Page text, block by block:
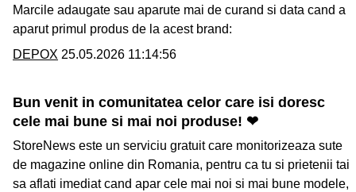
Marcile adaugate sau aparute mai de curand si data cand a
aparut primul produs de la acest brand:
DEPOX 25.05.2026 11:14:56
Bun venit in comunitatea celor care isi doresc
cele mai bune si mai noi produse! ❤
StoreNews este un serviciu gratuit care monitorizeaza sute
de magazine online din Romania, pentru ca tu si prietenii tai
sa aflati imediat cand apar cele mai noi si mai bune modele,